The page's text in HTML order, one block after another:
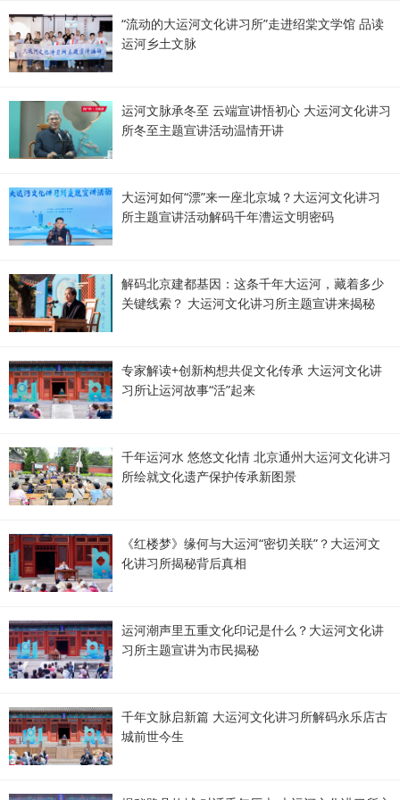
“流动的大运河文化讲习所”走进绍棠文学馆 品读
运河乡土文脉
运河文脉承冬至 云端宣讲悟初心 大运河文化讲习
所冬至主题宣讲活动温情开讲
大运河如何“漂”来一座北京城？大运河文化讲习
所主题宣讲活动解码千年漕运文明密码
解码北京建都基因：这条千年大运河，藏着多少
关键线索？ 大运河文化讲习所主题宣讲来揭秘
专家解读+创新构想共促文化传承 大运河文化讲
习所让运河故事“活”起来
千年运河水 悠悠文化情 北京通州大运河文化讲习
所绘就文化遗产保护传承新图景
《红楼梦》缘何与大运河“密切关联”？大运河文
化讲习所揭秘背后真相
运河潮声里五重文化印记是什么？大运河文化讲
习所主题宣讲为市民揭秘
千年文脉启新篇 大运河文化讲习所解码永乐店古
城前世今生